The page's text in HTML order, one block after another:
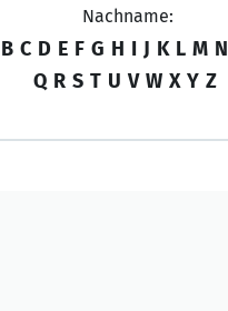
Nachname:
B C D E F G H I J K L M N
Q R S T U V W X Y Z